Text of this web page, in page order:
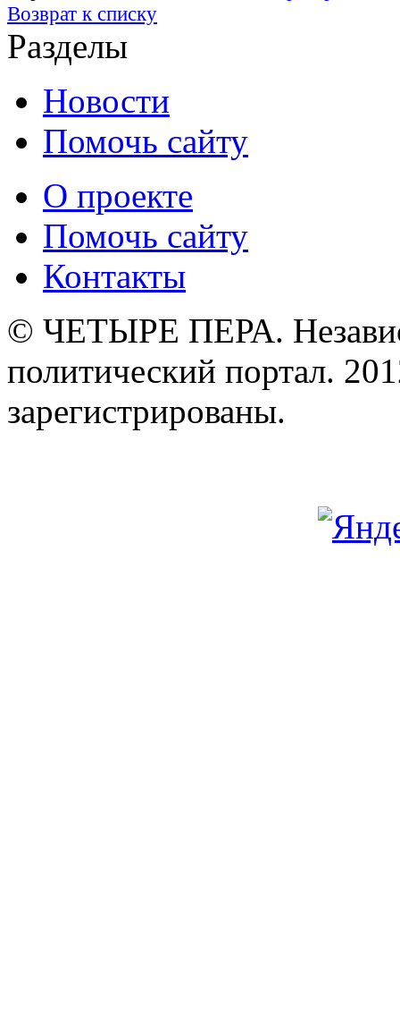
Возврат к списку
Разделы
Новости
Помочь сайту
О проекте
Помочь сайту
Контакты
© ЧЕТЫРЕ ПЕРА.
политический портал.
зарегистрированы.